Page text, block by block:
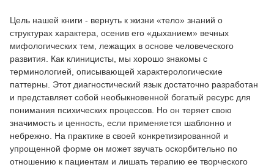
Цель нашей книги - вернуть к жизни «тело» знаний о
структурах характера, осенив его «дыханием» вечных
мифологических тем, лежащих в основе человеческого
развития. Как клиницисты, мы хорошо знакомы с
терминологией, описывающей характерологические
паттерны. Этот диагностический язык достаточно разработан
и представляет собой необыкновенной богатый ресурс для
понимания психических процессов. Но он теряет свою
значимость и ценность, если применяется шаблонно и
небрежно. На практике в своей конкретизированной и
упрощенной форме он может звучать оскорбительно по
отношению к пациентам и лишать терапию ее творческого